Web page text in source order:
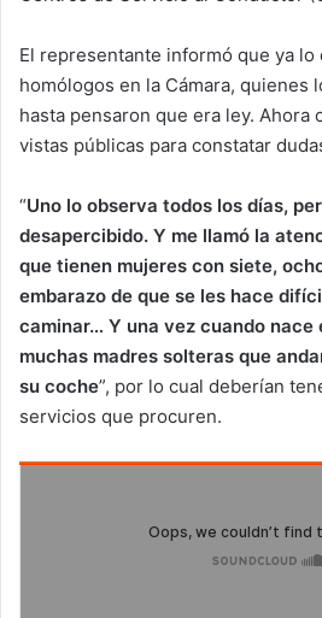
El representante informó que ya lo
homólogos en la Cámara, quienes
hasta pensaron que era ley. Ahora
vistas públicas para constatar
“Uno lo observa todos los días,
desapercibido. Y me llamó la
que tienen mujeres con siete,
embarazo de que se les hace
caminar… Y una vez cuando nace
muchas madres solteras que
su coche”, por lo cual deberían
servicios que procuren.